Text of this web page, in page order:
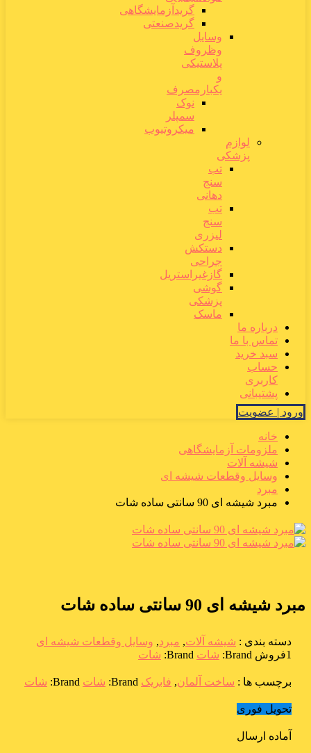
گریدآزمایشگاهی
گریدصنعتی
وسایل
وظروف
پلاستیکی
و
یکبارمصرف
نوک
سمپلر
میکروتیوب
لوازم
پزشکی
تب
سنج
دهانی
تب
سنج
لیزری
دستکش
جراحی
گازغیراستریل
گوشی
پزشکی
ماسک
درباره ما
تماس با ما
سبد خرید
حساب
کاربری
پشتیبانی
ورود | عضویت
خانه
ملزومات آزمایشگاهی
شیشه آلات
وسایل وقطعات شیشه ای
مبرد
مبرد شیشه ای 90 سانتی ساده شات
مبرد شیشه ای 90 سانتی ساده شات
دسته بندی : شیشه آلات, مبرد, وسایل وقطعات شیشه ای
1فروش
Brand: شات Brand: شات
برچسب ها : ساخت آلمان, فابریک Brand: شات Brand: شات
تحویل فوری
آماده ارسال